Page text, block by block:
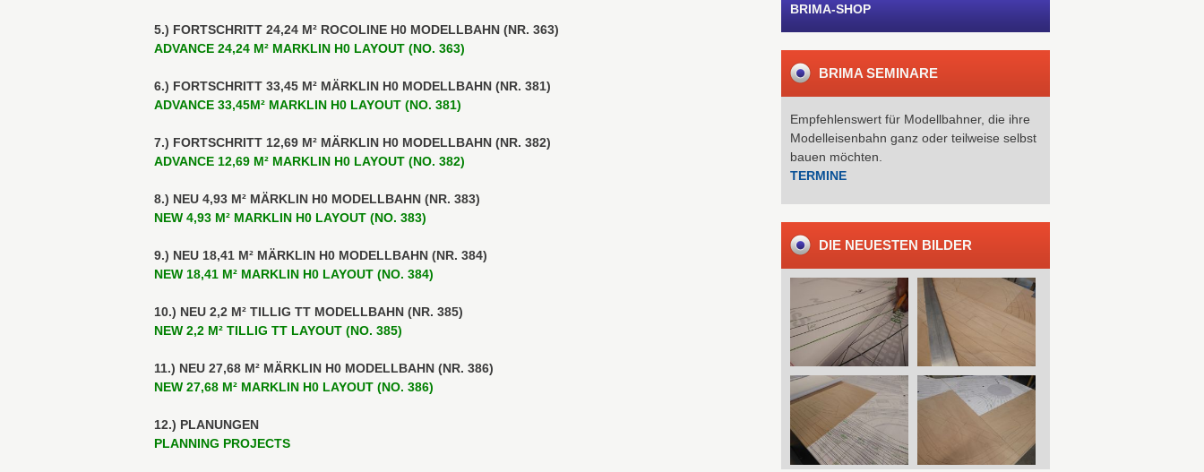
5.) FORTSCHRITT 24,24 M² ROCOLINE H0 MODELLBAHN (NR. 363)
ADVANCE 24,24 M² MARKLIN H0 LAYOUT (NO. 363)
6.) FORTSCHRITT 33,45 M² MÄRKLIN H0 MODELLBAHN (NR. 381)
ADVANCE 33,45M² MARKLIN H0 LAYOUT (NO. 381)
7.) FORTSCHRITT 12,69 M² MÄRKLIN H0 MODELLBAHN (NR. 382)
ADVANCE 12,69 M² MARKLIN H0 LAYOUT (NO. 382)
8.) NEU 4,93 M² MÄRKLIN H0 MODELLBAHN (NR. 383)
NEW 4,93 M² MARKLIN H0 LAYOUT (NO. 383)
9.) NEU 18,41 M² MÄRKLIN H0 MODELLBAHN (NR. 384)
NEW 18,41 M² MARKLIN H0 LAYOUT (NO. 384)
10.) NEU 2,2 M² TILLIG TT MODELLBAHN (NR. 385)
NEW 2,2 M² TILLIG TT LAYOUT (NO. 385)
11.) NEU 27,68 M² MÄRKLIN H0 MODELLBAHN (NR. 386)
NEW 27,68 M² MARKLIN H0 LAYOUT (NO. 386)
12.) PLANUNGEN
PLANNING PROJECTS
BRIMA-SHOP
BRIMA SEMINARE
Empfehlenswert für Modellbahner, die ihre
Modelleisenbahn ganz oder teilweise selbst
bauen möchten.
TERMINE
DIE NEUESTEN BILDER